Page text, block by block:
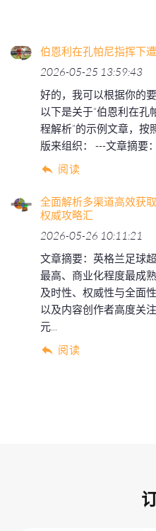
伯恩利在孔帕尼指挥下
2026-05-25 13:59:43
好的，我可以根据你的
以下是关于“伯恩利在孔
程解析”的示例文章，按
版来组织： ---文章摘要
阅读
全面解析多渠道高效获
权威攻略汇
2026-05-26 10:11:21
文章摘要：英格兰足球
最高、商业化程度最成
及时性、权威性与全面
以及内容创作者高度关
元...
阅读